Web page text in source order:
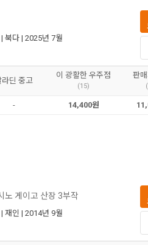
북다 | 2025년 7월
라딘 중고
이 광활한 우주점
(15)
판
- 14,400원
노 게이고 산장 3부작
재인 | 2014년 9월